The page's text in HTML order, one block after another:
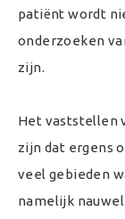
patiënt wordt
onderzoeken
zijn.
Het vaststellen
zijn dat ergens
veel gebieden
namelijk